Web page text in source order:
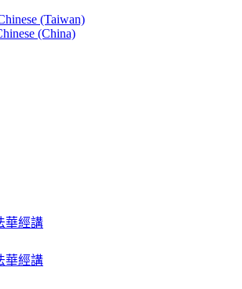
華經講
華經講